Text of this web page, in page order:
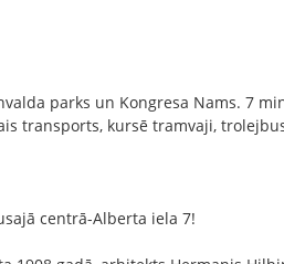
parks un Kongresa Nams. 7
transports, kursē tramvaji,
centrā-Alberta iela 7!